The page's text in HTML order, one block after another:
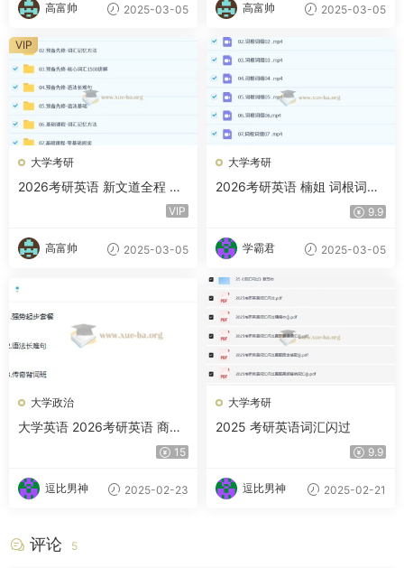
高富帅 2025-03-05 高富帅 2025-03-05
大学考研
2026考研英语 新文道全程 百
VIP
高富帅 2025-03-05
VIP
大学考研
2026考研英语 楠姐 词根词缀
9.9
学霸君 2025-03-05
大学政治
大学英语 2026考研英语 商志
15
逗比男神 2025-02-23
大学考研
2025 考研英语词汇闪过
9.9
逗比男神 2025-02-21
评论 5